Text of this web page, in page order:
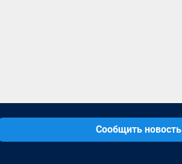
Сообщить новость